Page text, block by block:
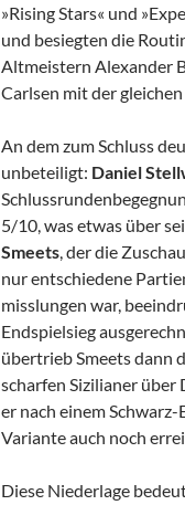
»Rising Stars« und
und besiegten die
Altmeistern Alexander
Carlsen mit der
An dem zum Schluss
unbeteiligt: Daniel
5/10, was etwas über
Smeets, der die
nur entschiedene
misslungen war,
Endspielsieg
übertrieb Smeets dann
scharfen Sizilianer über
er nach einem
Variante auch noch
Diese Niederlage